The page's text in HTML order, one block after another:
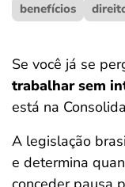
ferramentas
benefícios
Se você já se
trabalhar sem
está na
A legislação
e determina